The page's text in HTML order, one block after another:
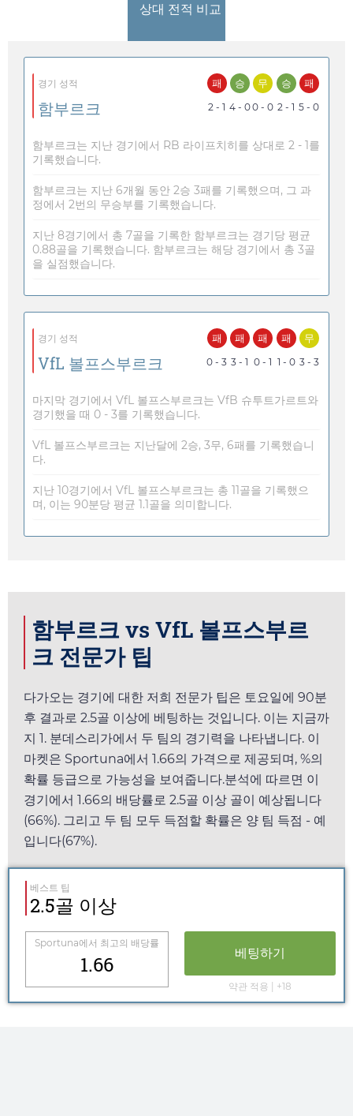
상대 전적 비교
경기 성적
함부르크
패
2 - 1
승
4 - 0
무
0 - 0
승
2 - 1
패
5 - 0
함부르크는 지난 경기에서 RB 라이프치히를 상대로 2 - 1를
기록했습니다.
함부르크는 지난 6개월 동안 2승 3패를 기록했으며, 그 과
정에서 2번의 무승부를 기록했습니다.
지난 8경기에서 총 7골을 기록한 함부르크는 경기당 평균
0.88골을 기록했습니다. 함부르크는 해당 경기에서 총 3골
을 실점했습니다.
경기 성적
VfL 볼프스부르크
패
0 - 3
패
3 - 1
패
0 - 1
패
1 - 0
무
3 - 3
마지막 경기에서 VfL 볼프스부르크는 VfB 슈투트가르트와
경기했을 때 0 - 3를 기록했습니다.
VfL 볼프스부르크는 지난달에 2승, 3무, 6패를 기록했습니
다.
지난 10경기에서 VfL 볼프스부르크는 총 11골을 기록했으
며, 이는 90분당 평균 1.1골을 의미합니다.
함부르크 vs VfL 볼프스부르
크 전문가 팁
다가오는 경기에 대한 저희 전문가 팁은 토요일에 90분
후 결과로 2.5골 이상에 베팅하는 것입니다. 이는 지금까
지 1. 분데스리가에서 두 팀의 경기력을 나타냅니다. 이
마켓은 Sportuna에서 1.66의 가격으로 제공되며, %의
확률 등급으로 가능성을 보여줍니다.분석에 따르면 이
경기에서 1.66의 배당률로 2.5골 이상 골이 예상됩니다
(66%). 그리고 두 팀 모두 득점할 확률은 양 팀 득점 - 예
입니다(67%).
베스트 팁
2.5골 이상
Sportuna에서 최고의 배당률
1.66 베팅하기
약관 적용 | +18